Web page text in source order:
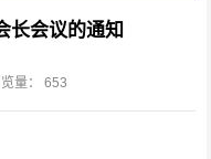
长会议的通知
量： 653